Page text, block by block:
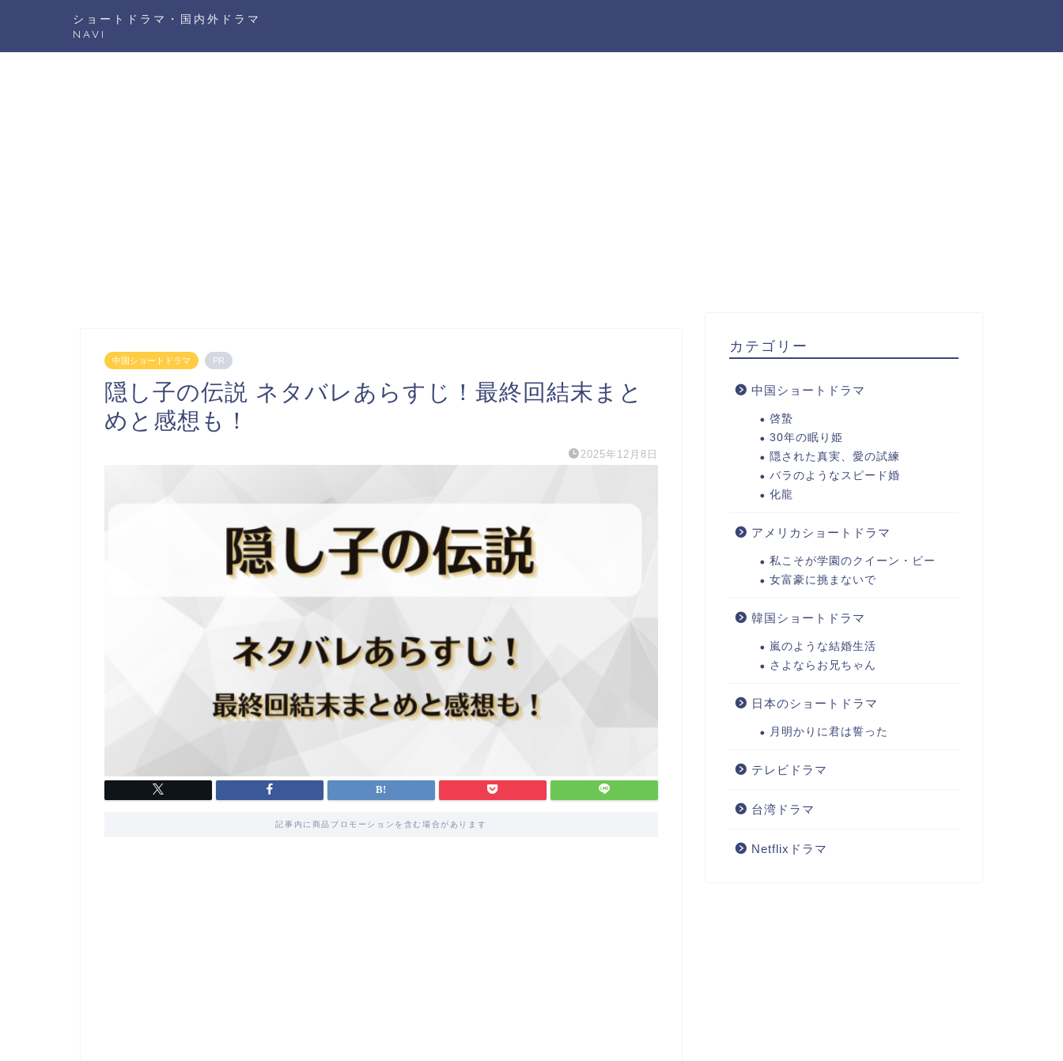
ショートドラマ・国内外ドラマ
NAVI
中国ショートドラマ PR
隠し子の伝説 ネタバレあらすじ！最終回結末まと
めと感想も！
2025年12月8日
記事内に商品プロモーションを含む場合があります
カテゴリー
中国ショートドラマ
啓蟄
30年の眠り姫
隠された真実、愛の試練
バラのようなスピード婚
化龍
アメリカショートドラマ
私こそが学園のクイーン・ビー
女富豪に挑まないで
韓国ショートドラマ
嵐のような結婚生活
さよならお兄ちゃん
日本のショートドラマ
月明かりに君は誓った
テレビドラマ
台湾ドラマ
Netflixドラマ